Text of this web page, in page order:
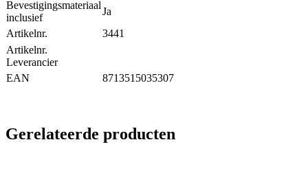
Bevestigingsmateriaal
inclusief
Ja
Artikelnr.
3441
Artikelnr.
Leverancier
EAN
8713515035307
Gerelateerde producten